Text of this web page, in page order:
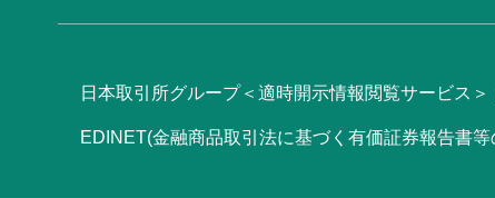
日本取引所グループ＜適時開示情報閲覧サービス＞
EDINET(金融商品取引法に基づく有価証券報告書